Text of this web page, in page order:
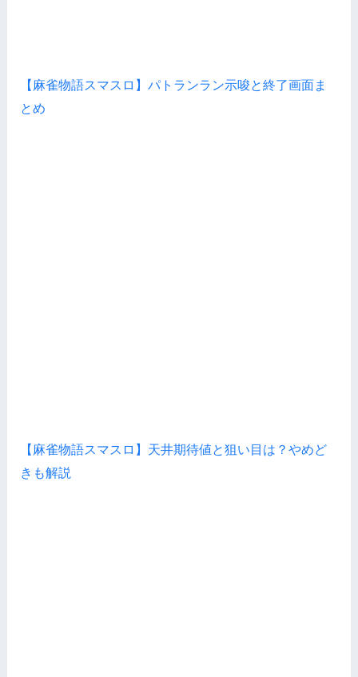
【麻雀物語スマスロ】パトランラン示唆と終了画面ま
とめ
【麻雀物語スマスロ】天井期待値と狙い目は？やめど
きも解説